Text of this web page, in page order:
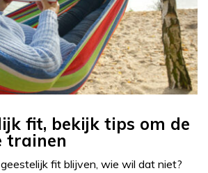
fit, bekijk tips om de
trainen
fit blijven, wie wil dat niet?